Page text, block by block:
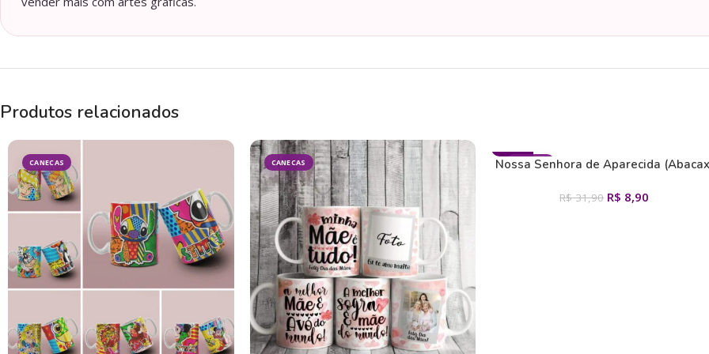
Produtos relacionados
CANECAS CANECAS CANECAS
- 72%
Nossa Senhora de Aparecida
R$31,90 R$ 8,90